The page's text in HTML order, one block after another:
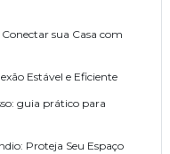
sua Casa com
Estável e Eficiente
guia prático para
Proteja Seu Espaço